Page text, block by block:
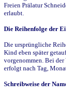
Freien Prälatur
erlaubt.
Die Reihenfolge der
Die ursprüngliche
Kind eben später
vorgenommen. Bei
erfolgt nach Tag,
Schreibweise der